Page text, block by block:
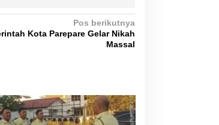
Pos berikutnya
Kota Parepare Gelar Nikah
Massal